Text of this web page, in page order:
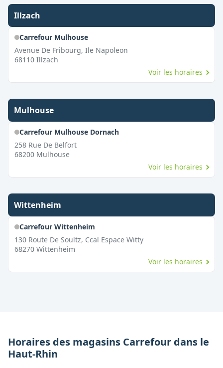
Illzach
Carrefour Mulhouse
Avenue De Fribourg, Ile Napoleon
68110 Illzach
Voir les horaires
Mulhouse
Carrefour Mulhouse Dornach
258 Rue De Belfort
68200 Mulhouse
Voir les horaires
Wittenheim
Carrefour Wittenheim
130 Route De Soultz, Ccal Espace Witty
68270 Wittenheim
Voir les horaires
Horaires des magasins Carrefour dans le
Haut-Rhin